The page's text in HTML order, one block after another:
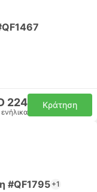
224 Κράτηση
#QF1795+1